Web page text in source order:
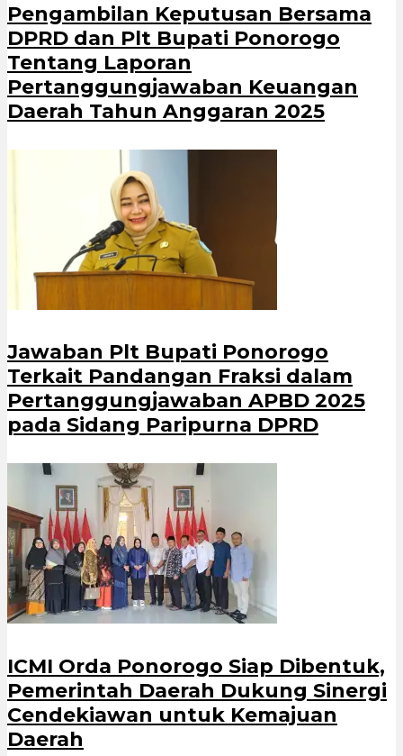
Pengambilan Keputusan Bersama
DPRD dan Plt Bupati Ponorogo
Tentang Laporan
Pertanggungjawaban Keuangan
Daerah Tahun Anggaran 2025
Jawaban Plt Bupati Ponorogo
Terkait Pandangan Fraksi dalam
Pertanggungjawaban APBD 2025
pada Sidang Paripurna DPRD
ICMI Orda Ponorogo Siap Dibentuk,
Pemerintah Daerah Dukung Sinergi
Cendekiawan untuk Kemajuan
Daerah